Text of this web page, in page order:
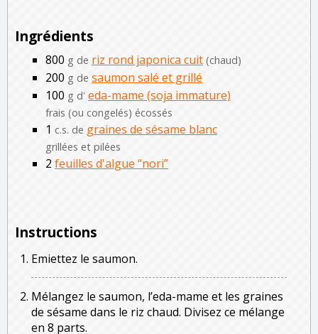
Ingrédients
800 g de riz rond japonica cuit (chaud)
200 g de saumon salé et grillé
100 g d' eda-mame (soja immature)
frais (ou congelés) écossés
1 c.s. de graines de sésame blanc
grillées et pilées
2feuilles d'algue “nori”
Instructions
Emiettez le saumon.
Mélangez le saumon, l’eda-mame et les graines
de sésame dans le riz chaud. Divisez ce mélange
en 8 parts.